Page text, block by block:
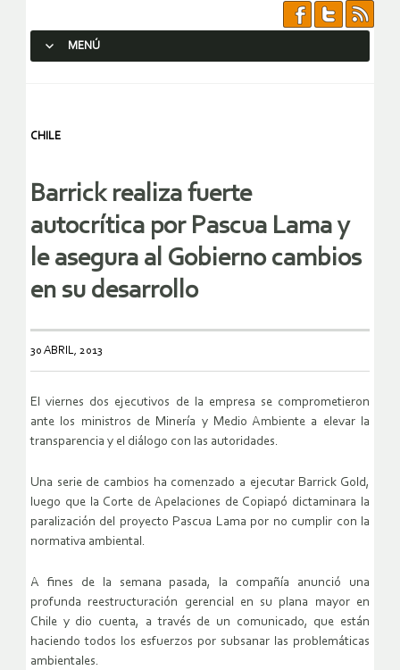
MENÚ
CHILE
Barrick realiza fuerte
autocrítica por Pascua Lama y
le asegura al Gobierno cambios
en su desarrollo
30 ABRIL, 2013
El viernes dos ejecutivos de la empresa se comprometieron
ante los ministros de Minería y Medio Ambiente a elevar la
transparencia y el diálogo con las autoridades.
Una serie de cambios ha comenzado a ejecutar Barrick Gold,
luego que la Corte de Apelaciones de Copiapó dictaminara la
paralización del proyecto Pascua Lama por no cumplir con la
normativa ambiental.
A fines de la semana pasada, la compañía anunció una
profunda reestructuración gerencial en su plana mayor en
Chile y dio cuenta, a través de un comunicado, que están
haciendo todos los esfuerzos por subsanar las problemáticas
ambientales.